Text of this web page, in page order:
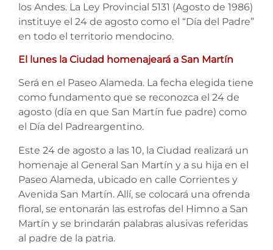
los Andes. La Ley Provincial 5131 (Agosto de 1986)
instituye el 24 de agosto como el “Día del Padre”
en todo el territorio mendocino.
El lunes la Ciudad homenajeará a San Martín
Será en el Paseo Alameda. La fecha elegida tiene
como fundamento que se reconozca el 24 de
agosto (día en que San Martín fue padre) como
el Día del Padreargentino.
Este 24 de agosto a las 10, la Ciudad realizará un
homenaje al General San Martín y a su hija en el
Paseo Alameda, ubicado en calle Corrientes y
Avenida San Martín. Allí, se colocará una ofrenda
floral, se entonarán las estrofas del Himno a San
Martín y se brindarán palabras alusivas referidas
al padre de la patria.